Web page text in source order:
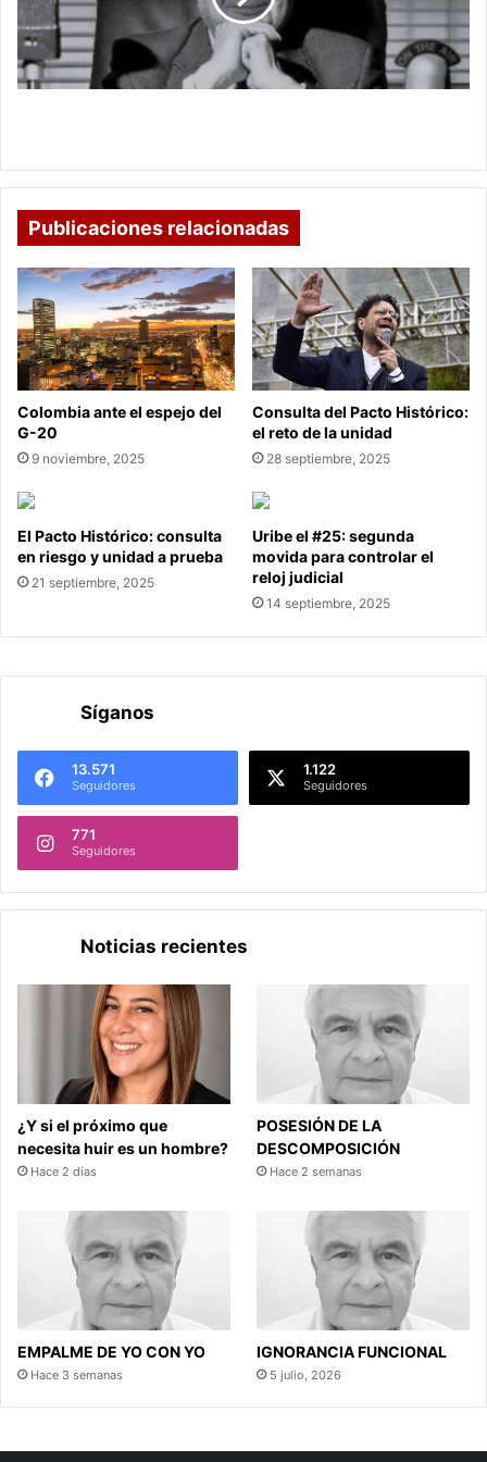
de
la
radio
y
Publicaciones relacionadas
Colombia ante el espejo del
G-20
9 noviembre, 2025
Consulta del Pacto Histórico:
el reto de la unidad
28 septiembre, 2025
El Pacto Histórico: consulta
en riesgo y unidad a prueba
21 septiembre, 2025
Uribe el #25: segunda
movida para controlar el
reloj judicial
14 septiembre, 2025
Síganos
13.571
Seguidores
1.122
Seguidores
771
Seguidores
Noticias recientes
¿Y si el próximo que
necesita huir es un hombre?
Hace 2 días
POSESIÓN DE LA
DESCOMPOSICIÓN
Hace 2 semanas
EMPALME DE YO CON YO
Hace 3 semanas
IGNORANCIA FUNCIONAL
5 julio, 2026